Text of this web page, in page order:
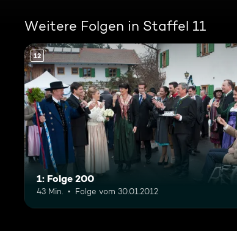
Weitere Folgen in Staffel 11
12
1: Folge 200
43 Min. Folge vom 30.01.2012